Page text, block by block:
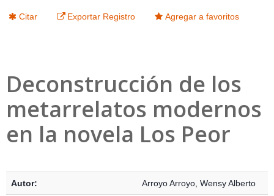
Citar Exportar Registro Agregar a favoritos
Deconstrucción de los
metarrelatos modernos
en la novela Los Peor
Autor: Arroyo Arroyo, Wensy Alberto